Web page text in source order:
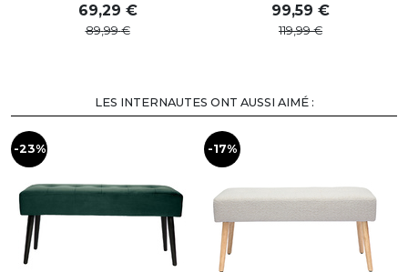
69,29
89,99
99,59
119,99
LES INTERNAUTES ONT AUSSI AIMÉ :
-23% -17%